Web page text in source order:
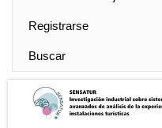
Registrarse
Buscar